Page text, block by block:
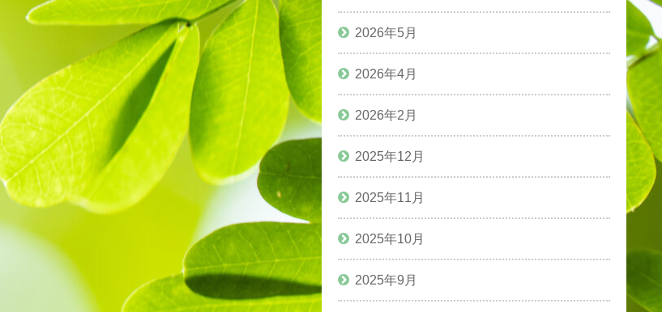
2026年5月
2026年4月
2026年2月
2025年12月
2025年11月
2025年10月
2025年9月